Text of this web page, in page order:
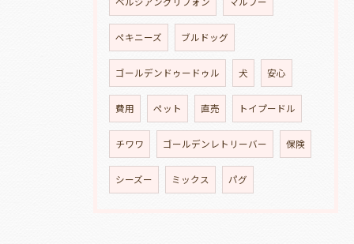
ペキニーズ ブルドッグ
ゴールデンドゥードゥル 犬 安心
費用 ペット 直売 トイプードル
チワワ ゴールデンレトリーバー 保険
シーズー ミックス パグ